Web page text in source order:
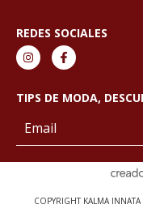
REDES SOCIALES
TIPS DE MODA,
COPYRIGHT KALMA